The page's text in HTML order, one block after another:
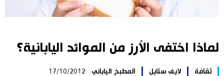
Français
أخبار
لماذا اختفى الأرز من الموائد اليابانية؟
ثقافة لايف ستايل المطبخ الياباني
17/10/2012